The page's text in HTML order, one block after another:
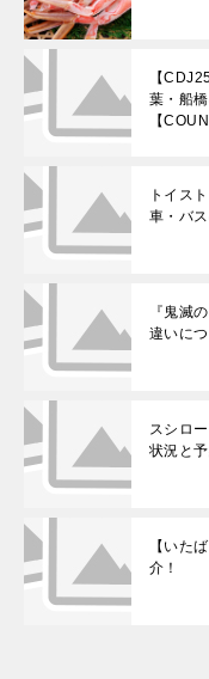
【
葉・船
【
トイス
車・バ
『鬼滅
違いに
スシロ
状況と
【いた
介！